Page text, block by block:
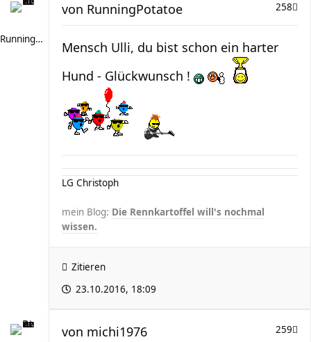
RunningPotatoe
258
von RunningPotatoe
Mensch Ulli, du bist schon ein harter
Hund - Glückwunsch !
LG Christoph
mein Blog: Die Rennkartoffel will's nochmal
wissen.
Zitieren
23.10.2016, 18:09
259
von michi1976